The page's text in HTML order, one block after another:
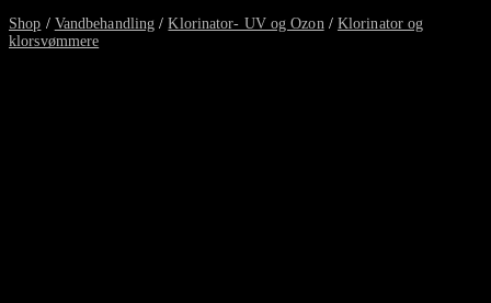
Shop / Vandbehandling /Klorinator- UV og Ozon/ Klorinator og
klorsvømmere